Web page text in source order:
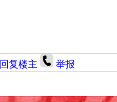
回复楼主 举报